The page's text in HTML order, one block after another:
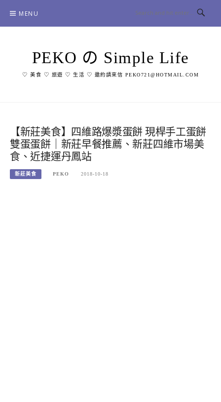
content
MENU
PEKO の Simple Life
♡ 美食 ♡ 旅遊 ♡ 生活 ♡ 邀約請來信 PEKO721@HOTMAIL.COM
【新莊美食】四維路爆漿蛋餅 現桿手工蛋餅
雙蛋蛋餅｜新莊早餐推薦、新莊四維市場美
食、近捷運丹鳳站
新莊美食 PEKO 2018-10-18